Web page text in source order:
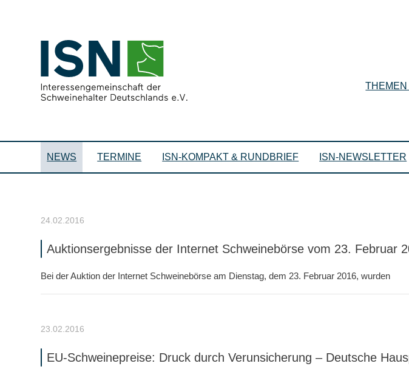
NEWS TERMINE ISN-KOMPAKT & RUNDBRIEF ISN-NEWSLETTER
24.02.2016
Auktionsergebnisse der Internet Schweinebörse vom 23. Februar
Bei der Auktion der Internet Schweinebörse am Dienstag, dem 23. Februar 2016, wurden
23.02.2016
EU-Schweinepreise: Druck durch Verunsicherung – Deutsche